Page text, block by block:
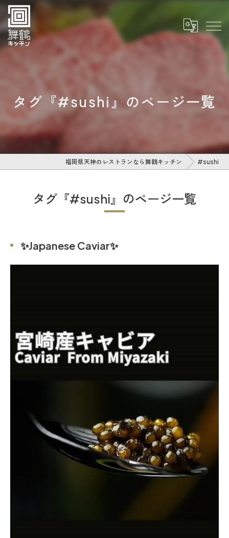
タグ『#sushi』のページ一覧
福岡県天神のレストランなら舞鶴キッチン #sushi
タグ『#sushi』のページ一覧
✨Japanese Caviar✨